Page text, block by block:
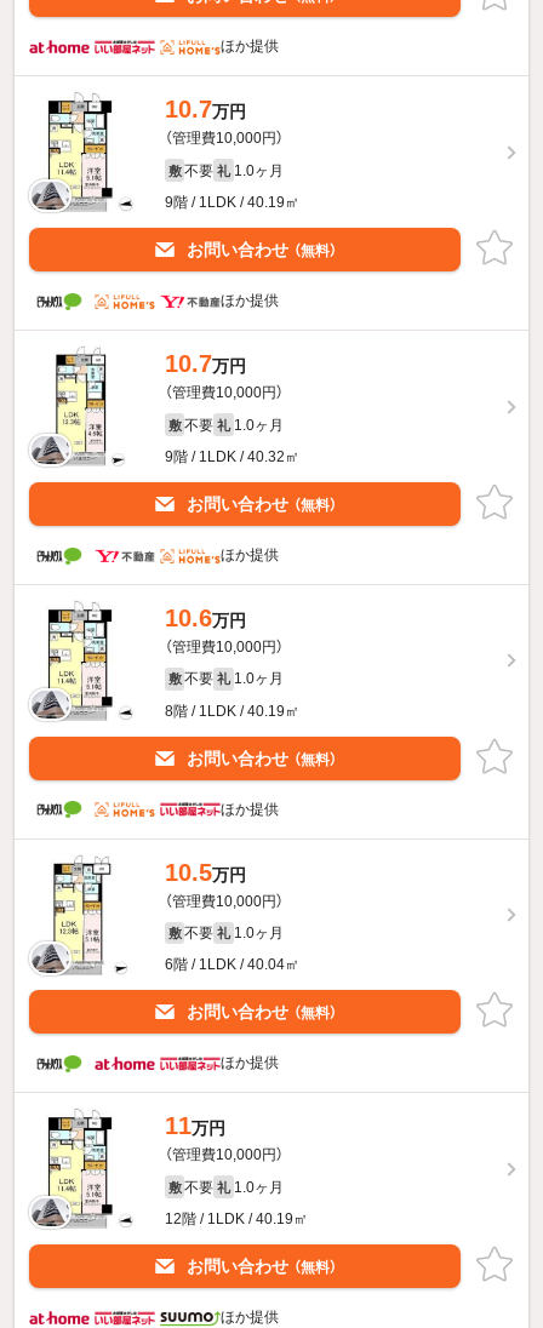
ほか提供
10.7万円
（管理費10,000円）
敷 不要 礼 1.0ヶ月
9階 / 1LDK / 40.19㎡
お問い合わせ （無料）
ほか提供
10.7万円
（管理費10,000円）
敷 不要 礼 1.0ヶ月
9階 / 1LDK / 40.32㎡
お問い合わせ （無料）
ほか提供
10.6万円
（管理費10,000円）
敷 不要 礼 1.0ヶ月
8階 / 1LDK / 40.19㎡
お問い合わせ （無料）
ほか提供
10.5万円
（管理費10,000円）
敷 不要 礼 1.0ヶ月
6階 / 1LDK / 40.04㎡
お問い合わせ （無料）
ほか提供
11万円
（管理費10,000円）
敷 不要 礼 1.0ヶ月
12階 / 1LDK / 40.19㎡
お問い合わせ （無料）
ほか提供